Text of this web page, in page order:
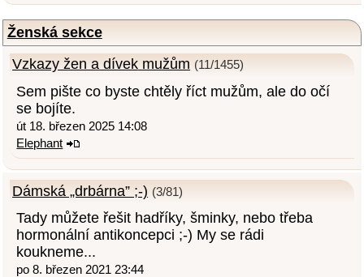
Ženská sekce
Vzkazy žen a dívek mužům (11/1455)
Sem pište co byste chtěly říct mužům, ale do očí
se bojíte.
út 18. březen 2025 14:08
Elephant
Dámská „drbárna” ;-) (3/81)
Tady můžete řešit hadříky, šminky, nebo třeba
hormonální antikoncepci ;-) My se rádi
koukneme...
po 8. březen 2021 23:44